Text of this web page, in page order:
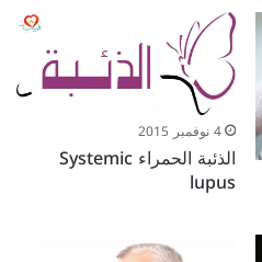
4 نوفمبر 2015
الذئبة الحمراء Systemic
lupus